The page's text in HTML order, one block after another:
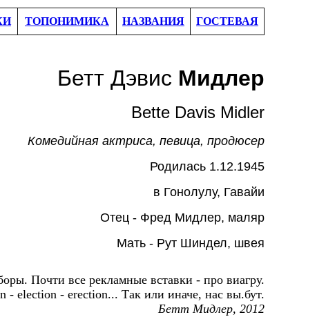
ТОПОНИМИКА НАЗВАНИЯ ГОСТЕВАЯ
Бетт Дэвис Мидлер
Bette Davis Midler
Комедийная актриса, певица, продюсер
Родилась 1.12.1945
в Гонолулу, Гавайи
Отец - Фред Мидлер, маляр
Мать - Рут Шиндел, швея
Почти все рекламные вставки - про виагру.
- election - erection... Так или иначе, нас вы.бут.
Бетт Мидлер, 2012